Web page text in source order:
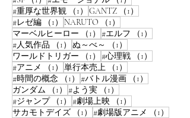
#重厚な世界観
（1） 1件の記事
GANTZ （1）
#レゼ編
（1） 1件の記事
NARUTO （1）
マーベルヒーロー
（1） 1件の記事
#エルフ （1）
#人気作品
（1） 1件の記事
ぬ～べ～ （1）
ワールドトリガー
（1） 1件の記事
#心理戦 （1）
#アニメ
（1） 1件の記事
単行本売上 （1）
#時間の概念
（1） 1件の記事
#バトル漫画 （1）
ガンダム
（1） 1件の記事
#よう実 （1）
#ジャンプ
（1） 1件の記事
#劇場上映 （1）
サカモトデイズ
（1） 1件の記事
#劇場版アニメ （1）